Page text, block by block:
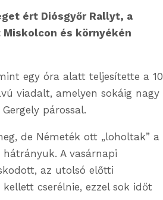
ért Diósgyőr Rallyt, a
Miskolcon és környékén
egy óra alatt teljesítette a 10
viadalt, amelyen sokáig nagy
párossal.
de Németék ott „loholtak” a
A vasárnapi
az utolsó előtti
cserélnie, ezzel sok időt